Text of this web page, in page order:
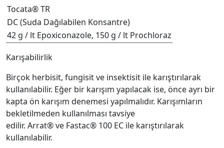
Tocata® TR
DC (Suda Dağılabilen Konsantre)
42 g / lt Epoxiconazole, 150 g / lt Prochloraz
Karışabilirlik
Birçok herbisit, fungisit ve insektisit ile karıştırılarak
kullanılabilir. Eğer bir karışım yapılacak ise, önce ayrı bir
kapta ön karışım denemesi yapılmalıdır. Karışımların
bekletilmeden kullanılması tavsiye
edilir. Arrat® ve Fastac® 100 EC ile karıştırılarak
kullanılabilir.